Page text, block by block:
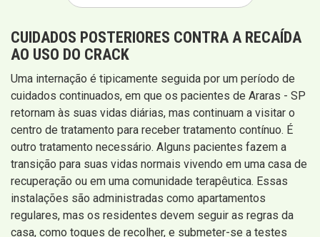
CUIDADOS POSTERIORES CONTRA A RECAÍDA
AO USO DO CRACK
Uma internação é tipicamente seguida por um período de
cuidados continuados, em que os pacientes de Araras - SP
retornam às suas vidas diárias, mas continuam a visitar o
centro de tratamento para receber tratamento contínuo. É
outro tratamento necessário. Alguns pacientes fazem a
transição para suas vidas normais vivendo em uma casa de
recuperação ou em uma comunidade terapêutica. Essas
instalações são administradas como apartamentos
regulares, mas os residentes devem seguir as regras da
casa, como toques de recolher, e submeter-se a testes